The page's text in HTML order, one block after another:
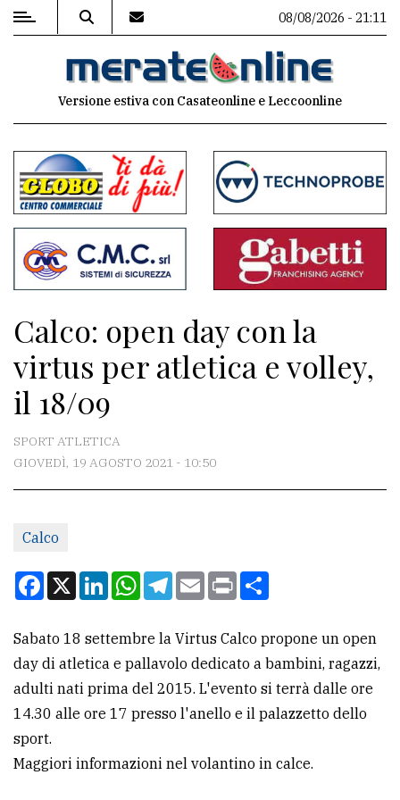
MENU
commenti
Contenuti
del
sito
Associazioni
Meteo
CONTATTI
Scrivici
Per
la
pubblicità
CERCA
Cerca
per
08/08/2026 - 21:11
Versione estiva con Casateonline e Leccoonline
Calco: open day con la
virtus per atletica e volley,
il 18/09
SPORT ATLETICA
GIOVEDÌ, 19 AGOSTO 2021 - 10:50
Calco
Facebook
X LinkedInWhatsApp
Telegram
EmailPrint
Sabato 18 settembre la Virtus Calco propone un open
day di atletica e pallavolo dedicato a bambini, ragazzi,
adulti nati prima del 2015. L'evento si terrà dalle ore
14.30 alle ore 17 presso l'anello e il palazzetto dello
sport.
Maggiori informazioni nel volantino in calce.